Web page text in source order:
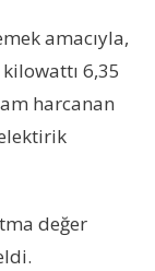
amacıyla,
6,35
harcanan
değer